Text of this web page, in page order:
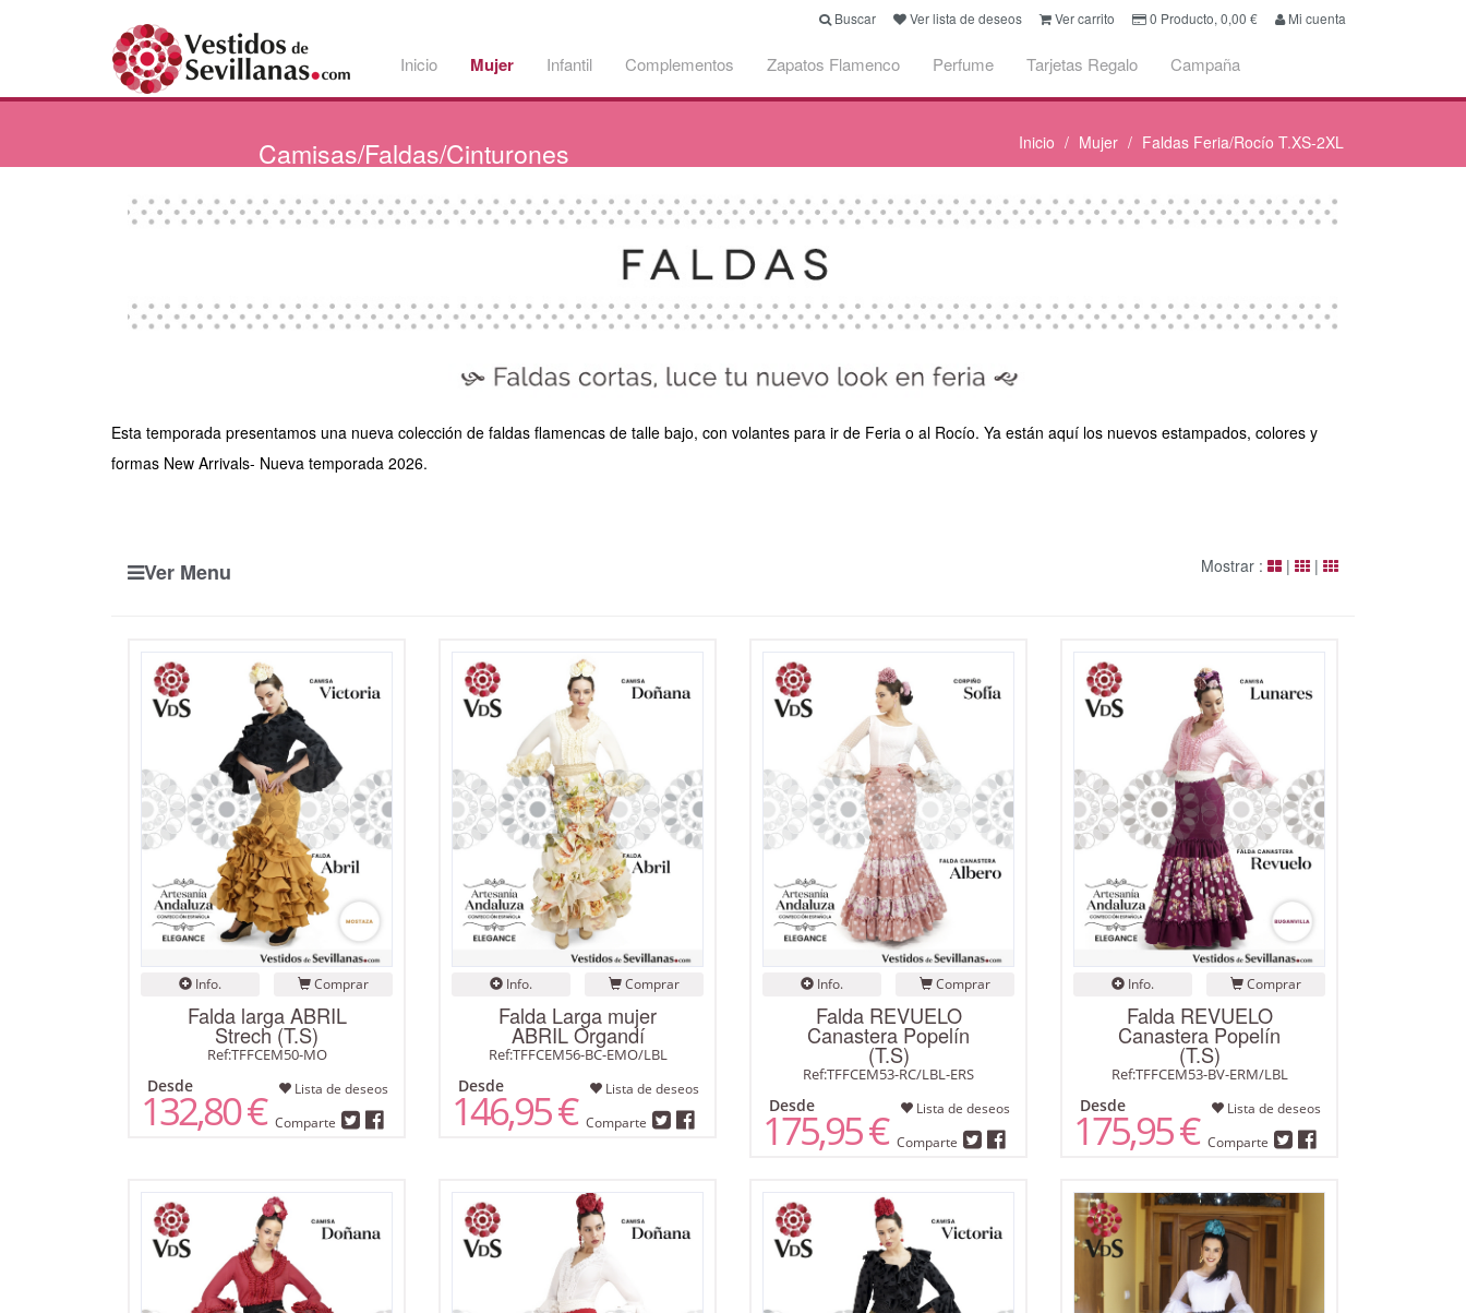
Buscar Ver lista de deseos Ver carrito 0 Producto, 0,00 € Mi cuenta
Inicio Mujer Infantil Complementos Zapatos Flamenco Perfume Tarjetas Regalo Campaña
Camisas/Faldas/Cinturones Inicio Mujer Faldas Feria/Rocío T.XS-2XL
Esta temporada presentamos una nueva colección de faldas flamencas de talle bajo, con volantes para ir de Feria o al Rocío. Ya están aquí los nuevos estampados, colores y
formas New Arrivals- Nueva temporada 2026.
Ver Menu Mostrar : | |
Info. Comprar
Falda larga ABRIL
Strech (T.S)
Ref:TFFCEM50-MO
Desde Lista de deseos
132,80 € Comparte
Info. Comprar
Falda Larga mujer
ABRIL Organdí
Ref:TFFCEM56-BC-EMO/LBL
Desde Lista de deseos
146,95 € Comparte
Info. Comprar
Falda REVUELO
Canastera Popelín
(T.S)
Ref:TFFCEM53-RC/LBL-ERS
Desde Lista de deseos
175,95 € Comparte
Info. Comprar
Falda REVUELO
Canastera Popelín
(T.S)
Ref:TFFCEM53-BV-ERM/LBL
Desde Lista de deseos
175,95 € Comparte